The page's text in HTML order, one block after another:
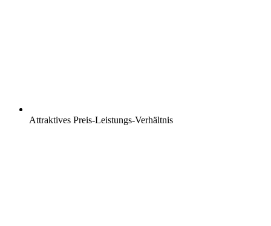
Attraktives Preis-Leistungs-Verhältnis